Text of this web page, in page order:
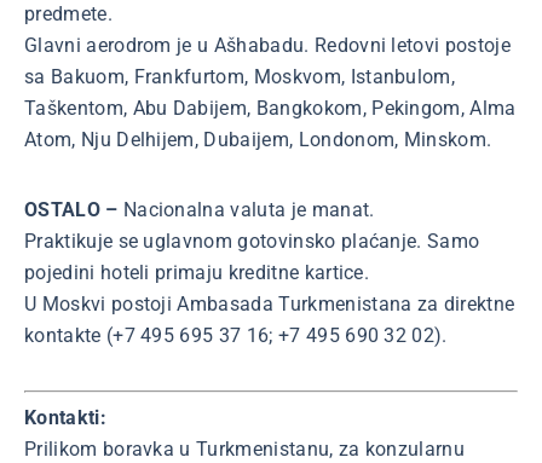
predmete.
Glavni aerodrom je u Ašhabadu. Redovni letovi postoje
sa Bakuom, Frankfurtom, Moskvom, Istanbulom,
Taškentom, Abu Dabijem, Bangkokom, Pekingom, Alma
Atom, Nju Delhijem, Dubaijem, Londonom, Minskom.
OSTALO – Nacionalna valuta je manat.
Praktikuje se uglavnom gotovinsko plaćanje. Samo
pojedini hoteli primaju kreditne kartice.
U Moskvi postoji Ambasada Turkmenistana za direktne
kontakte (+7 495 695 37 16; +7 495 690 32 02).
Kontakti:
Prilikom boravka u Turkmenistanu, za konzularnu